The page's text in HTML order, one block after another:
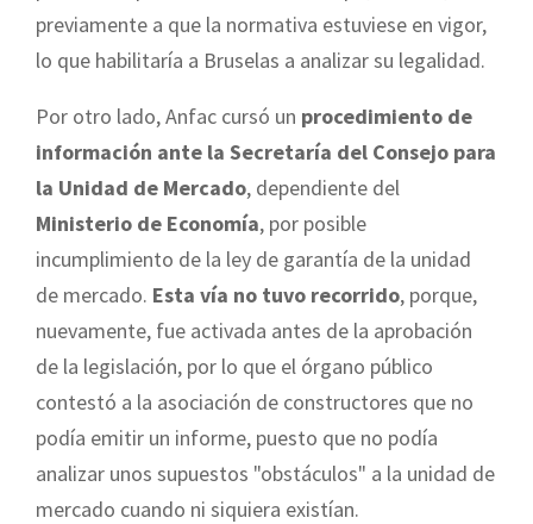
previamente a que la normativa estuviese en vigor,
lo que habilitaría a Bruselas a analizar su legalidad.
Por otro lado, Anfac cursó un procedimiento de
información ante la Secretaría del Consejo para
la Unidad de Mercado, dependiente del
Ministerio de Economía, por posible
incumplimiento de la ley de garantía de la unidad
de mercado. Esta vía no tuvo recorrido, porque,
nuevamente, fue activada antes de la aprobación
de la legislación, por lo que el órgano público
contestó a la asociación de constructores que no
podía emitir un informe, puesto que no podía
analizar unos supuestos "obstáculos" a la unidad de
mercado cuando ni siquiera existían.